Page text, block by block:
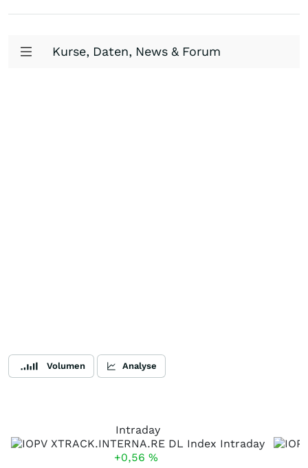
Kurse, Daten, News & Forum
Volumen Analyse
Intraday
+0,56 %